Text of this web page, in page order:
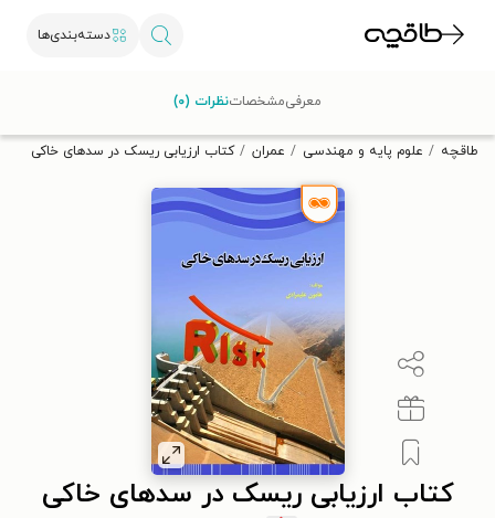
دسته‌بندی‌ها
تخفیف از طاقچه دریافت کن.
طاقچه علوم پایه و مهندسی عمران کتاب ارزیابی ریسک در سدهای خاکی
کتاب ارزیابی ریسک در سدهای خاکی
معرفیمشخصاتنظرات (۰)